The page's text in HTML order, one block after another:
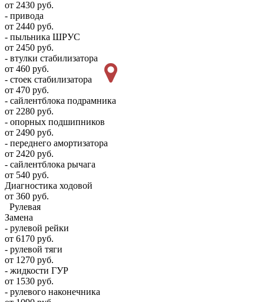
от 2430 руб.
- привода
от 2440 руб.
- пыльника ШРУС
от 2450 руб.
- втулки стабилизатора
от 460 руб.
- стоек стабилизатора
от 470 руб.
- сайлентблока подрамника
от 2280 руб.
- опорных подшипников
от 2490 руб.
- переднего амортизатора
от 2420 руб.
- сайлентблока рычага
от 540 руб.
Диагностика ходовой
от 360 руб.
Рулевая
Замена
- рулевой рейки
от 6170 руб.
- рулевой тяги
от 1270 руб.
- жидкости ГУР
от 1530 руб.
- рулевого наконечника